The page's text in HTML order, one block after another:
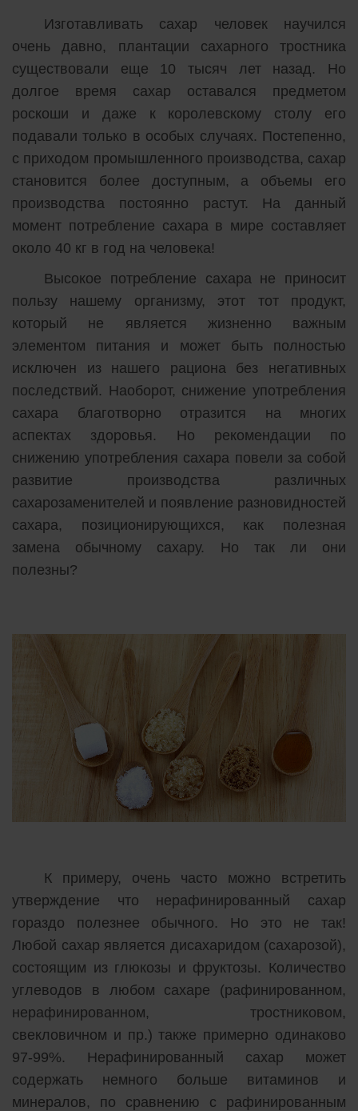
Изготавливать сахар человек научился
очень давно, плантации сахарного тростника
существовали еще 10 тысяч лет назад. Но
долгое время сахар оставался предметом
роскоши и даже к королевскому столу его
подавали только в особых случаях. Постепенно,
с приходом промышленного производства, сахар
становится более доступным, а объемы его
производства постоянно растут. На данный
момент потребление сахара в мире составляет
около 40 кг в год на человека!
Высокое потребление сахара не приносит
пользу нашему организму, этот тот продукт,
который не является жизненно важным
элементом питания и может быть полностью
исключен из нашего рациона без негативных
последствий. Наоборот, снижение употребления
сахара благотворно отразится на многих
аспектах здоровья. Но рекомендации по
снижению употребления сахара повели за собой
развитие производства различных
сахарозаменителей и появление разновидностей
сахара, позиционирующихся, как полезная
замена обычному сахару. Но так ли они
полезны?
К примеру, очень часто можно встретить
утверждение что нерафинированный сахар
гораздо полезнее обычного. Но это не так!
Любой сахар является дисахаридом (сахарозой),
состоящим из глюкозы и фруктозы. Количество
углеводов в любом сахаре (рафинированном,
нерафинированном, тростниковом,
свекловичном и пр.) также примерно одинаково
97-99%. Нерафинированный сахар может
содержать немного больше витаминов и
минералов, по сравнению с рафинированным